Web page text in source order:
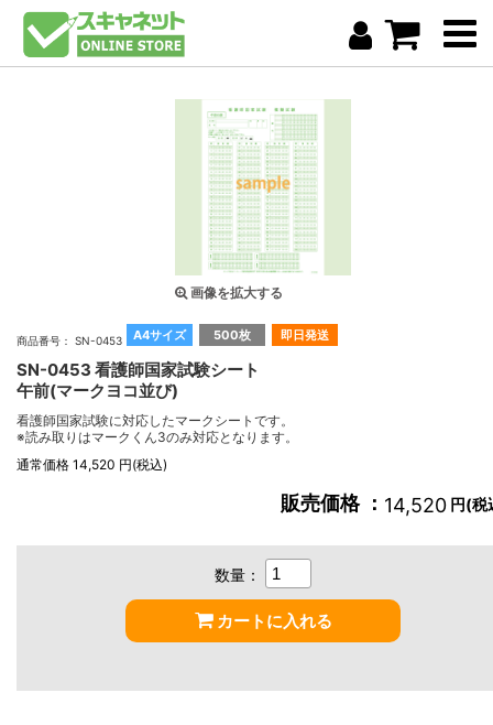
画像を拡大する
A4サイズ 500枚 即日発送
商品番号： SN-0453
SN-0453 看護師国家試験シート
午前(マークヨコ並び)
看護師国家試験に対応したマークシートです。
※読み取りはマークくん3のみ対応となります。
通常価格 14,520 円(税込)
販売価格 ： 14,520 円(税
数量：
カートに入れる